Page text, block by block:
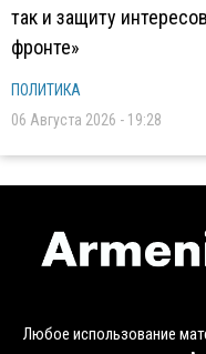
так и защиту
фронте»
ПОЛИТИКА
06 Августа 2026 - 19:28
Любое использование